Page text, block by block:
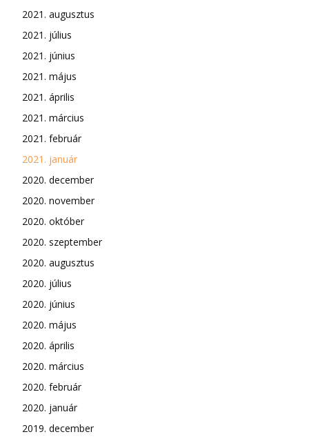
2021. augusztus
2021. július
2021. június
2021. május
2021. április
2021. március
2021. február
2021. január
2020. december
2020. november
2020. október
2020. szeptember
2020. augusztus
2020. július
2020. június
2020. május
2020. április
2020. március
2020. február
2020. január
2019. december